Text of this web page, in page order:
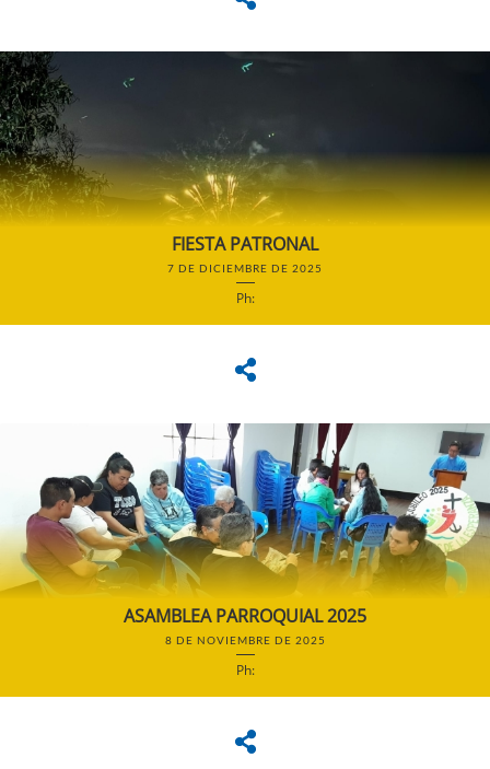
FIESTA PATRONAL
7 DE DICIEMBRE DE 2025
Ph:
ASAMBLEA PARROQUIAL 2025
8 DE NOVIEMBRE DE 2025
Ph: